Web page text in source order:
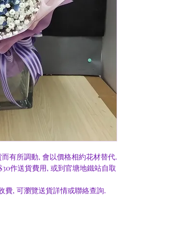
有所調動, 會以價格相約花材替代.
作送貨費用, 或到官塘地鐵站自取
費, 可瀏覽送貨詳情或聯絡查詢.